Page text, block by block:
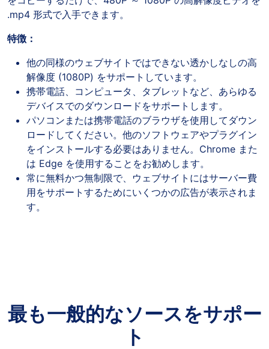
.mp4 形式で入手できます。
特徴：
他の同様のウェブサイトではできない透かしなしの高
解像度 (1080P) をサポートしています。
携帯電話、コンピュータ、タブレットなど、あらゆる
デバイスでのダウンロードをサポートします。
パソコンまたは携帯電話のブラウザを使用してダウン
ロードしてください。他のソフトウェアやプラグイン
をインストールする必要はありません。Chrome また
は Edge を使用することをお勧めします。
常に無料かつ無制限で、ウェブサイトにはサーバー費
用をサポートするためにいくつかの広告が表示されま
す。
最も一般的なソースをサポー
ト